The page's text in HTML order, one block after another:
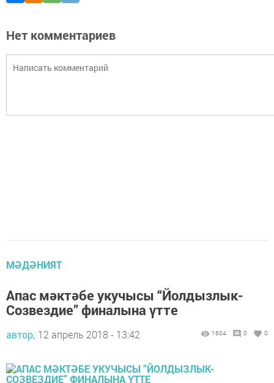
Нет комментариев
МӘДӘНИЯТ
Апас мәктәбе укучысы “Йолдызлык-
Созвездие” финалына үтте
автор, 12 апрель 2018 - 13:42 1604 0 0